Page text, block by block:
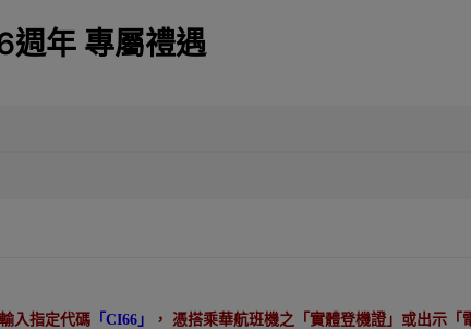
週年 專屬禮遇
入指定代碼 「 CI66 」 ， 憑搭乘華航班機之「實體登機證」或出示「